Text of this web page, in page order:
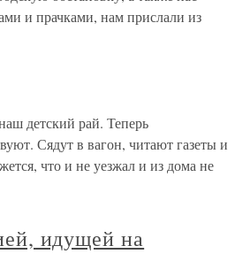
и прачками, нам прислали из
детский рай. Теперь
Сядут в вагон, читают газеты и
что и не уезжал и из дома не
идущей на